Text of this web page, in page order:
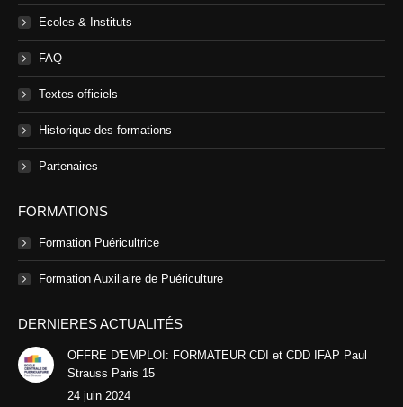
Ecoles & Instituts
FAQ
Textes officiels
Historique des formations
Partenaires
FORMATIONS
Formation Puéricultrice
Formation Auxiliaire de Puériculture
DERNIERES ACTUALITÉS
OFFRE D'EMPLOI: FORMATEUR CDI et CDD IFAP Paul
Strauss Paris 15
24 juin 2024